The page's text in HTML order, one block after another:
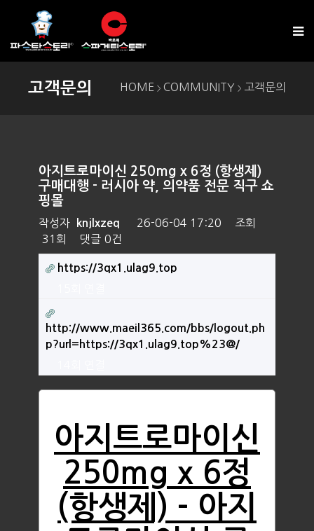
고객문의 HOME > COMMUNITY > 고객문의
아지트로마이신 250mg x 6정 (항생제)
구매대행 - 러시아 약, 의약품 전문 직구 쇼
핑몰
작성자 knjlxzeq 26-06-04 17:20
조회
31회
댓글 0건
https://3qx1.ulag9.top
http://www.maeil365.com/bbs/logout.ph
p?url=https://3qx1.ulag9.top%23@/
아지트로마이신
250mg x 6정
(항생제) - 아지